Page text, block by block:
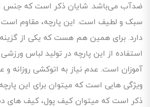
ضدآب می‌باشد. شایان ذکر است که جنس
سبک و لطیف است. این پارچه، مقاوم است و
دارد. برای همین هم هست که یکی از
استفاده از این پارچه در تولید لباس
آموزان است. عدم نیاز به اتوکشی روزانه و
ویژگی هایی است که میتوان برای این
ذکر است که میتوان کیف پول، کیف های